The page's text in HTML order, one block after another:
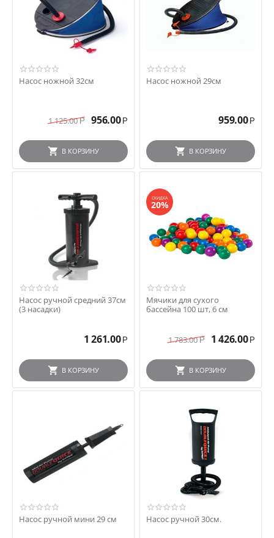
Насос ножной 32см
1 125.00 Р 956.00 Р
В КОРЗИНУ
Насос ножной 29см
959.00 Р
В КОРЗИНУ
Насос ручной средний 37см
(3 насадки)
1 261.00 Р
В КОРЗИНУ
СКИДКА
20%
Мячики для сухого
бассейна 100 шт, 6 см
1 783.00 Р 1 426.00 Р
В КОРЗИНУ
Насос ручной мини 29 см Насос ручной 30см.